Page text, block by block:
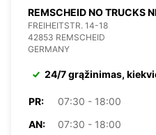
REMSCHEID NO TRUCKS
FREIHEITSTR. 14-18
42853 REMSCHEID
GERMANY
24/7 grąžinimas,
PR:
07:30 - 18:00
AN:
07:30 - 18:00